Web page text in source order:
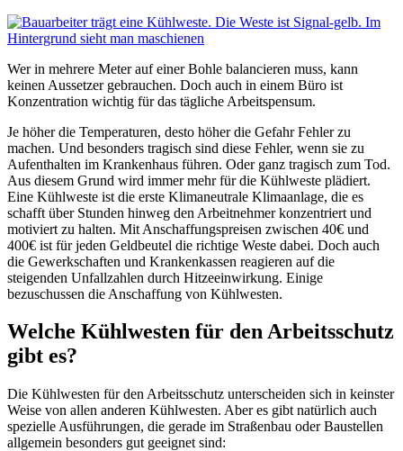
Wer in mehrere Meter auf einer Bohle balancieren muss, kann
keinen Aussetzer gebrauchen. Doch auch in einem Büro ist
Konzentration wichtig für das tägliche Arbeitspensum.
Je höher die Temperaturen, desto höher die Gefahr Fehler zu
machen. Und besonders tragisch sind diese Fehler, wenn sie zu
Aufenthalten im Krankenhaus führen. Oder ganz tragisch zum Tod.
Aus diesem Grund wird immer mehr für die Kühlweste plädiert.
Eine Kühlweste ist die erste Klimaneutrale Klimaanlage, die es
schafft über Stunden hinweg den Arbeitnehmer konzentriert und
motiviert zu halten. Mit Anschaffungspreisen zwischen 40€ und
400€ ist für jeden Geldbeutel die richtige Weste dabei. Doch auch
die Gewerkschaften und Krankenkassen reagieren auf die
steigenden Unfallzahlen durch Hitzeeinwirkung. Einige
bezuschussen die Anschaffung von Kühlwesten.
Welche Kühlwesten für den Arbeitsschutz
gibt es?
Die Kühlwesten für den Arbeitsschutz unterscheiden sich in keinster
Weise von allen anderen Kühlwesten. Aber es gibt natürlich auch
spezielle Ausführungen, die gerade im Straßenbau oder Baustellen
allgemein besonders gut geeignet sind: